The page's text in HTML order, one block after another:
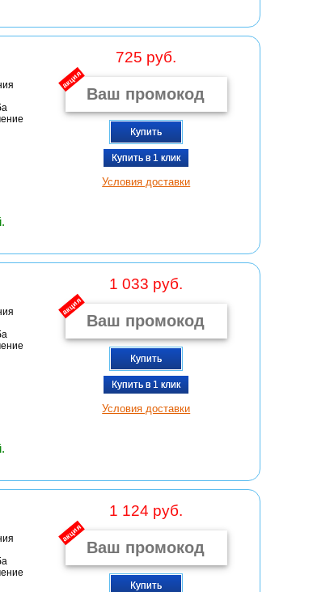
725 руб.
акция
Купить
Купить в 1 клик
Условия доставки
1 033 руб.
акция
Купить
Купить в 1 клик
Условия доставки
1 124 руб.
акция
Купить